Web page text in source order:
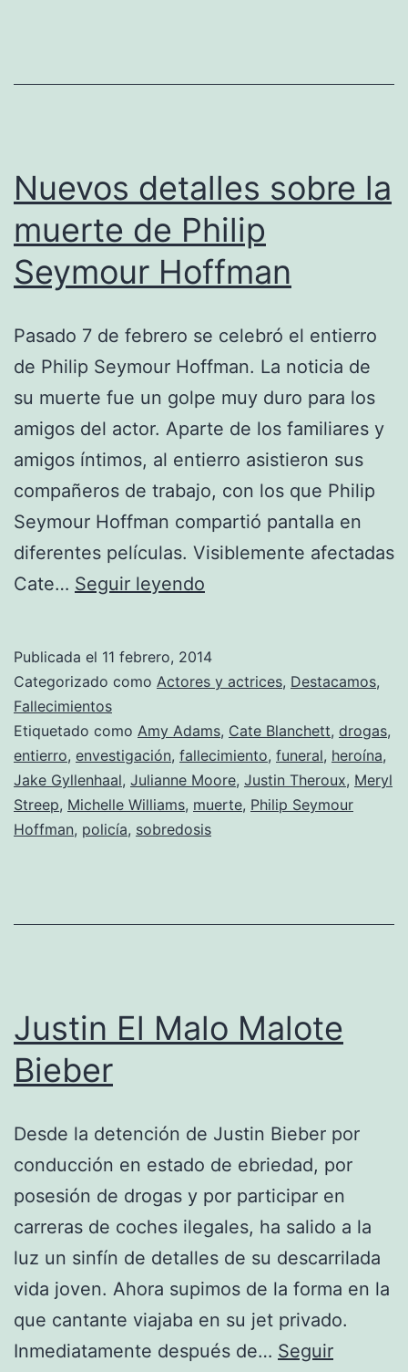
Nuevos detalles sobre la
muerte de Philip
Seymour Hoffman
Pasado 7 de febrero se celebró el entierro
de Philip Seymour Hoffman. La noticia de
su muerte fue un golpe muy duro para los
amigos del actor. Aparte de los familiares y
amigos íntimos, al entierro asistieron sus
compañeros de trabajo, con los que Philip
Seymour Hoffman compartió pantalla en
diferentes películas. Visiblemente afectadas
Cate… Seguir leyendo
la
de
Philip
Seymour
Hoffman
Publicada el 11 febrero, 2014
Categorizado como Actores y actrices, Destacamos,
Fallecimientos
Etiquetado como Amy Adams, Cate Blanchett, drogas,
entierro, envestigación, fallecimiento, funeral, heroína,
Jake Gyllenhaal, Julianne Moore, Justin Theroux, Meryl
Streep, Michelle Williams, muerte, Philip Seymour
Hoffman, policía, sobredosis
Justin El Malo Malote
Bieber
Desde la detención de Justin Bieber por
conducción en estado de ebriedad, por
posesión de drogas y por participar en
carreras de coches ilegales, ha salido a la
luz un sinfín de detalles de su descarrilada
vida joven. Ahora supimos de la forma en la
que cantante viajaba en su jet privado.
Inmediatamente después de… Seguir